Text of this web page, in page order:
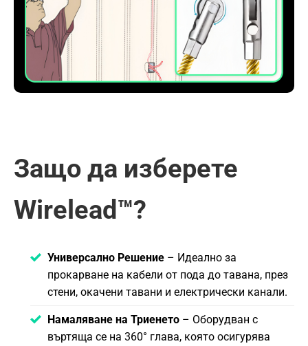
Защо да изберете
Wirelead™?
Универсално Решение – Идеално за
прокарване на кабели от пода до тавана, през
стени, окачени тавани и електрически канали.
Намаляване на Триенето – Оборудван с
въртяща се на 360° глава, която осигурява